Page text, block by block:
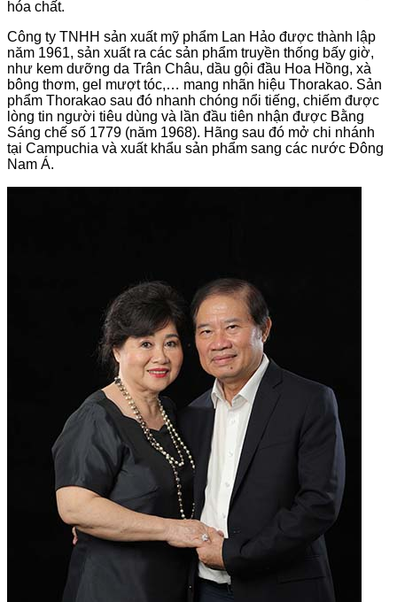
hóa chất.
Công ty TNHH sản xuất mỹ phẩm Lan Hảo được thành lập
năm 1961, sản xuất ra các sản phẩm truyền thống bấy giờ,
như kem dưỡng da Trân Châu, dầu gội đầu Hoa Hồng, xà
bông thơm, gel mượt tóc,… mang nhãn hiệu Thorakao. Sản
phẩm Thorakao sau đó nhanh chóng nổi tiếng, chiếm được
lòng tin người tiêu dùng và lần đầu tiên nhận được Bằng
Sáng chế số 1779 (năm 1968). Hãng sau đó mở chi nhánh
tại Campuchia và xuất khẩu sản phẩm sang các nước Đông
Nam Á.